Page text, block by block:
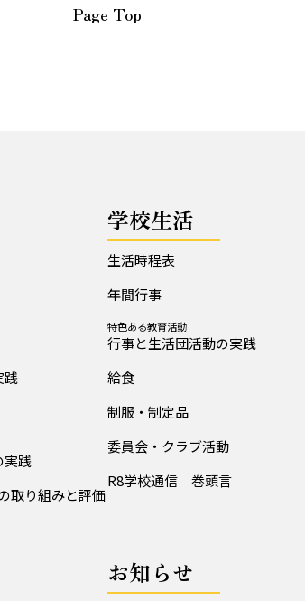
Page Top
践
実践
取り組みと評価
学校生活
生活時程表
年間行事
特色ある教育活動
行事と生活団活動の実践
給食
制服・制定品
委員会・クラブ活動
R8学校通信 巻頭言
お知らせ